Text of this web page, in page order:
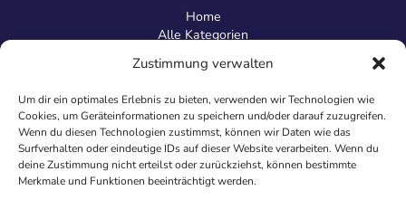
Zustimmung verwalten
Um dir ein optimales Erlebnis zu bieten, verwenden wir Technologien wie
Cookies, um Geräteinformationen zu speichern und/oder darauf zuzugreifen.
Wenn du diesen Technologien zustimmst, können wir Daten wie das
Surfverhalten oder eindeutige IDs auf dieser Website verarbeiten. Wenn du
deine Zustimmung nicht erteilst oder zurückziehst, können bestimmte
Merkmale und Funktionen beeinträchtigt werden.
Home
Alle Kategorien
Information
Über uns
Kontakt
Inhaltsrichtlinien
Recht & Datenschutz
Impressum